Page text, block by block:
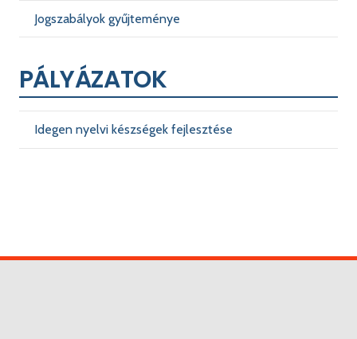
Jogszabályok gyűjteménye
PÁLYÁZATOK
Idegen nyelvi készségek fejlesztése